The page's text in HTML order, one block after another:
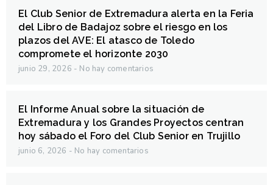
El Club Senior de Extremadura alerta en la Feria
del Libro de Badajoz sobre el riesgo en los
plazos del AVE: El atasco de Toledo
compromete el horizonte 2030
junio 29, 2026 No hay comentarios
El Informe Anual sobre la situación de
Extremadura y los Grandes Proyectos centran
hoy sábado el Foro del Club Senior en Trujillo
junio 6, 2026 No hay comentarios